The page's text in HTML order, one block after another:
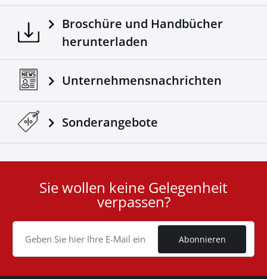
Konfigurator
Broschüre und Handbücher
Unternehmensnachrichten
Sonderangebote
ID
Cookie
Sie wollen keine Gelegenheit
verpassen?